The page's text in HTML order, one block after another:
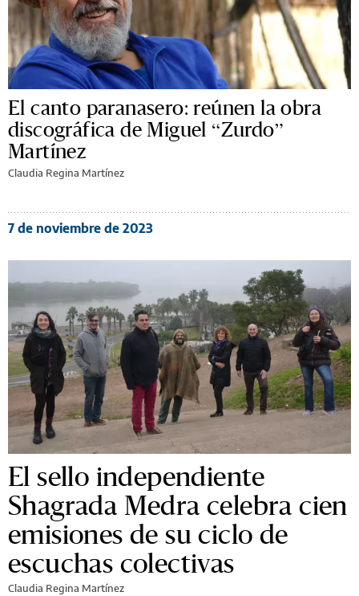
El canto paranasero: reúnen la obra
discográfica de Miguel “Zurdo”
Martínez
Claudia Regina Martínez
7 de noviembre de 2023
El sello independiente
Shagrada Medra celebra cien
emisiones de su ciclo de
escuchas colectivas
Claudia Regina Martínez